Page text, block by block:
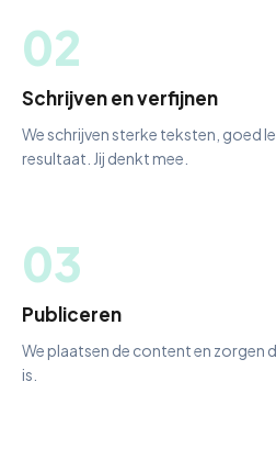
02
Schrijven en verfijnen
We schrijven sterke teksten, goed
resultaat. Jij denkt mee.
03
Publiceren
We plaatsen de content en zorgen
is.